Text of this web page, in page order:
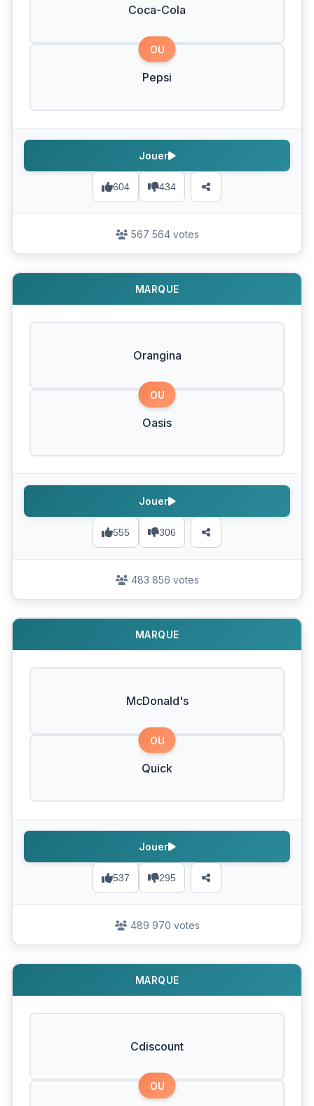
Coca-Cola
OU
Pepsi
604 434
Jouer
567 564 votes
MARQUE
Orangina
OU
Oasis
555 306
Jouer
483 856 votes
MARQUE
McDonald's
OU
Quick
537 295
Jouer
489 970 votes
MARQUE
Cdiscount
OU